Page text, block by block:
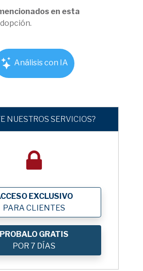
en esta
Análisis con IA
NUESTROS SERVICIOS?
EXCLUSIVO
PARA CLIENTES
PROBALO GRATIS
POR 7 DÍAS